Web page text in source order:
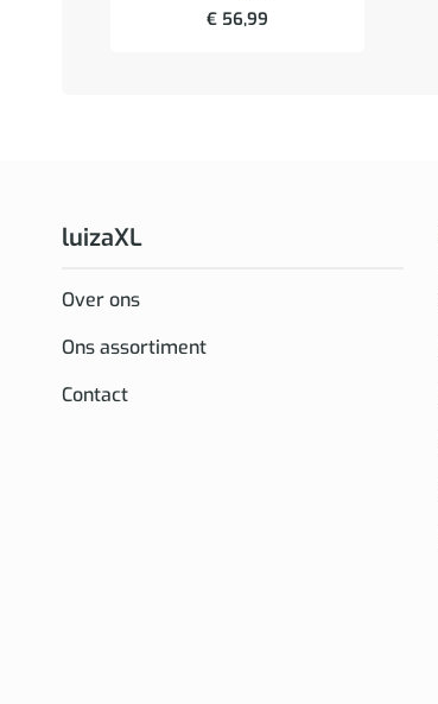
€ 56,99
luizaXL
Over ons
Ons assortiment
Contact